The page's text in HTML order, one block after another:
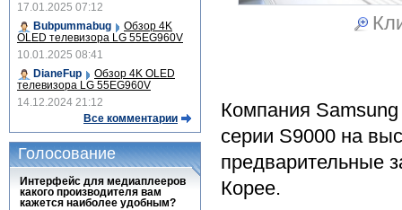
Компания
серии S9000 на
предварительные
Корее.
17.01.2025 07:12
Bubpummabug
Обзор 4K
OLED телевизора LG 55EG960V
10.01.2025 08:41
DianeFup
Обзор 4K OLED
телевизора LG 55EG960V
14.12.2024 21:12
Все комментарии
Голосование
Интерфейс для медиаплееров
какого производителя вам
кажется наиболее удобным?